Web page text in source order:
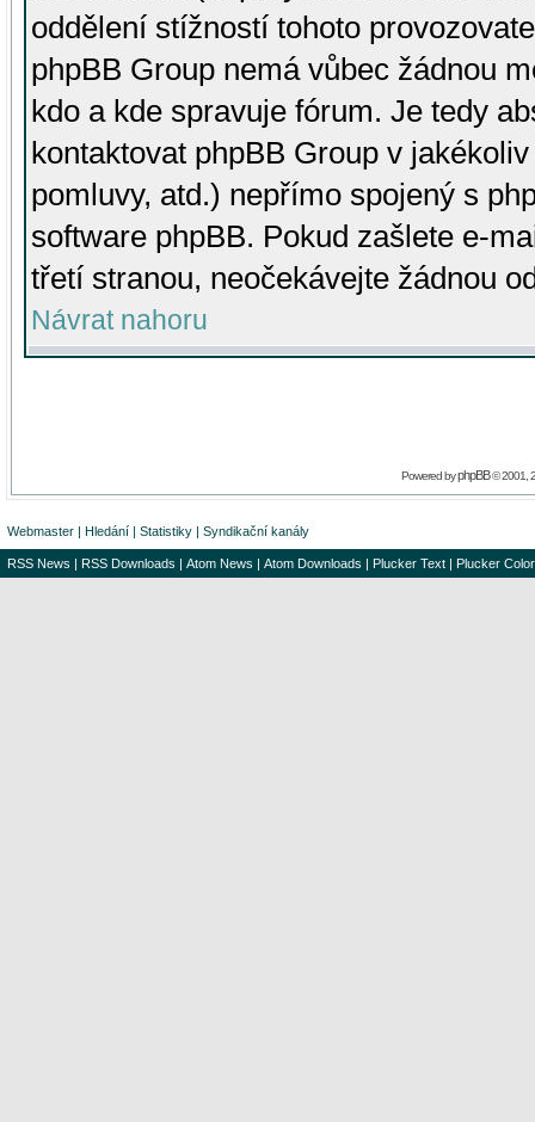
oddělení stížností tohoto
phpBB Group nemá vůbec žádnou
kdo a kde spravuje fórum. Je tedy
kontaktovat phpBB Group v
pomluvy, atd.) nepřímo spojený s
software phpBB. Pokud zašlete e-
třetí stranou, neočekávejte žádnou
Návrat nahoru
Powered byphpBB© 2001,
Webmaster | Hledání | Statistiky | Syndikační kanály
RSS News | RSS Downloads | Atom News | Atom Downloads | Plucker Text | Plucker Color